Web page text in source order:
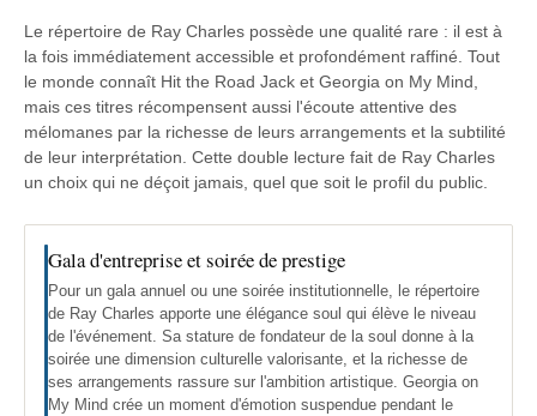
Le répertoire de Ray Charles possède une qualité rare : il est à
la fois immédiatement accessible et profondément raffiné. Tout
le monde connaît Hit the Road Jack et Georgia on My Mind,
mais ces titres récompensent aussi l'écoute attentive des
mélomanes par la richesse de leurs arrangements et la subtilité
de leur interprétation. Cette double lecture fait de Ray Charles
un choix qui ne déçoit jamais, quel que soit le profil du public.
Gala d'entreprise et soirée de prestige
Pour un gala annuel ou une soirée institutionnelle, le répertoire
de Ray Charles apporte une élégance soul qui élève le niveau
de l'événement. Sa stature de fondateur de la soul donne à la
soirée une dimension culturelle valorisante, et la richesse de
ses arrangements rassure sur l'ambition artistique. Georgia on
My Mind crée un moment d'émotion suspendue pendant le